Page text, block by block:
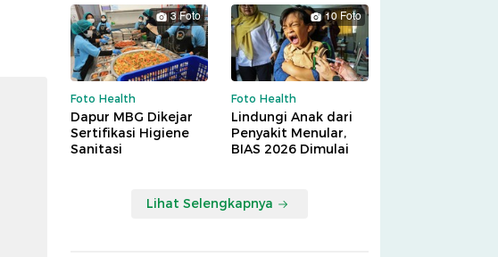
3 Foto
Foto Health
Dapur MBG Dikejar
Sertifikasi Higiene
Sanitasi
10 Foto
Foto Health
Lindungi Anak dari
Penyakit Menular,
BIAS 2026 Dimulai
Lihat Selengkapnya